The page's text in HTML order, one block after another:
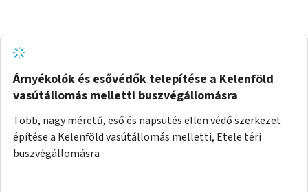
Árnyékolók és esővédők telepítése a Kelenföld
vasútállomás melletti buszvégállomásra
Több, nagy méretű, eső és napsütés ellen védő szerkezet
építése a Kelenföld vasútállomás melletti, Etele téri
buszvégállomásra